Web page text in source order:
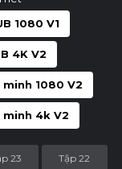
1080 V1
4K V2
1080 V2
minh 4k V2
23 Tập 22